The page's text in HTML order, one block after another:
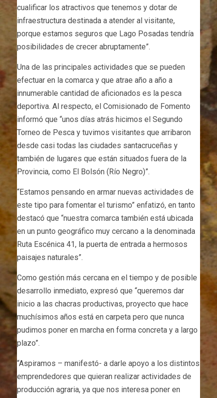
cualificar los atractivos que tenemos y dotar de
infraestructura destinada a atender al visitante,
porque estamos seguros que Lago Posadas tendría
posibilidades de crecer abruptamente”.
Una de las principales actividades que se pueden
efectuar en la comarca y que atrae año a año a
innumerable cantidad de aficionados es la pesca
deportiva. Al respecto, el Comisionado de Fomento
informó que “unos días atrás hicimos el Segundo
Torneo de Pesca y tuvimos visitantes que arribaron
desde casi todas las ciudades santacruceñas y
también de lugares que están situados fuera de la
Provincia, como El Bolsón (Río Negro)”.
“Estamos pensando en armar nuevas actividades de
este tipo para fomentar el turismo” enfatizó, en tanto
destacó que “nuestra comarca también está ubicada
en un punto geográfico muy cercano a la denominada
Ruta Escénica 41, la puerta de entrada a hermosos
paisajes naturales”.
Como gestión más cercana en el tiempo y de posible
desarrollo inmediato, expresó que “queremos dar
inicio a las chacras productivas, proyecto que hace
muchísimos años está en carpeta pero que nunca
pudimos poner en marcha en forma concreta y a largo
plazo”.
“Aspiramos – manifestó- a darle apoyo a los distintos
emprendedores que quieran realizar actividades de
producción agraria, ya que nos interesa poner en